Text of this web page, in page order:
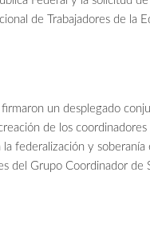
de Trabajadores de la
un desplegado
de los
la federalización y soberanía
del Grupo Coordinador de